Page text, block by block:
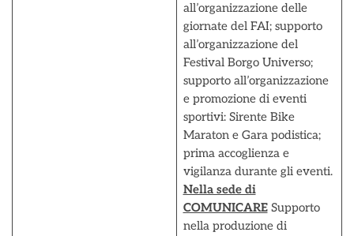
all’organizzazione delle
giornate del FAI; supporto
all’organizzazione del
Festival Borgo Universo;
supporto all’organizzazione
e promozione di eventi
sportivi: Sirente Bike
Maraton e Gara podistica;
prima accoglienza e
vigilanza durante gli eventi.
Nella sede di
COMUNICARESupporto
nella produzione di